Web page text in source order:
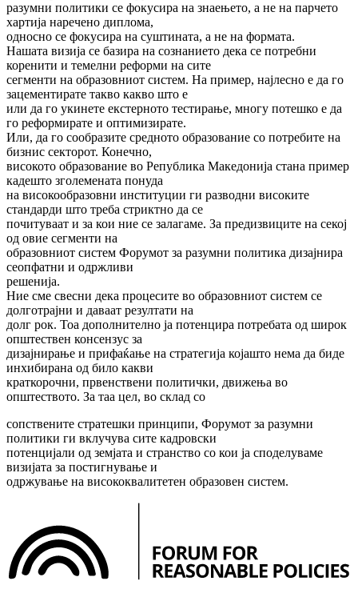
разумни политики се фокусира на знаењето, а не на парчето
хартија наречено диплома,
односно се фокусира на суштината, а не на формата.
Нашата визија се базира на сознанието дека се потребни
коренити и темелни реформи на сите
сегменти на образовниот систем. На пример, најлесно е да го
зацементирате такво какво што е
или да го укинете екстерното тестирање, многу потешко е да
го реформирате и оптимизирате.
Или, да го сообразите средното образование со потребите на
бизнис секторот. Конечно,
високото образование во Република Македонија стана пример
кадешто зголемената понуда
на високообразовни институции ги разводни високите
стандарди што треба стриктно да се
почитуваат и за кои ние се залагаме. За предизвиците на секој
од овие сегменти на
образовниот систем Форумот за разумни политика дизајнира
сеопфатни и одржливи
решенија.
Ние сме свесни дека процесите во образовниот систем се
долготрајни и даваат резултати на
долг рок. Тоа дополнително ја потенцира потребата од широк
општествен консензус за
дизајнирање и прифаќање на стратегија којашто нема да биде
инхибирана од било какви
краткорочни, првенствени политички, движења во
општеството. За таа цел, во склад со
сопствените стратешки принципи, Форумот за разумни
политики ги вклучува сите кадровски
потенцијали од земјата и странство со кои ја споделуваме
визијата за постигнување и
одржување на висококвалитетен образовен систем.